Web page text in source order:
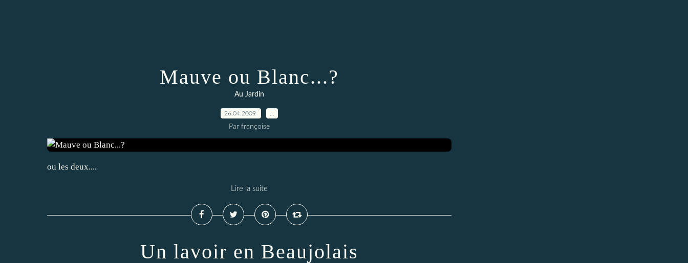
Mauve ou Blanc...?
Au Jardin
26.04.2009
Par françoise
ou les deux....
Lire la suite
Un lavoir en Beaujolais